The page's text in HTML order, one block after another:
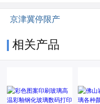
京津冀停限产
相关产品